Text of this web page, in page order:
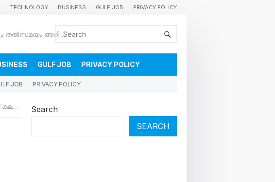
TECHNOLOGY BUSINESS GULF JOB PRIVACY POLICY
കുവൈറ്റിലെ വാർത്തകളും വിശേഷങ്ങളും തൽസമയം അറിയാൻ
GULF JOB PRIVACY POLICY
JOB PRIVACY POLICY
Search
SEARCH